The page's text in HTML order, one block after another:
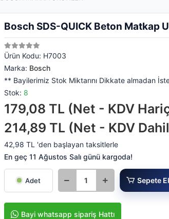
Bosch SDS-QUICK Beton Matkap
Ürün Kodu: H7003
Marka: Bosch
** Bayilerimiz Stok Miktarını Dikkate almadan
Stok: 8
179,08 TL (Net - KDV
214,89 TL (Net - KDV
42,98 TL 'den başlayan taksitlerle
En geç 11 Ağustos Salı günü kargoda!
Adet Sepete
Bayi whatsapp sipariş Hattı